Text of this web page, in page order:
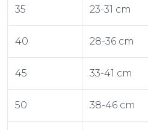
35 23-31 cm
40 28-36 cm
45 33-41 cm
50 38-46 cm